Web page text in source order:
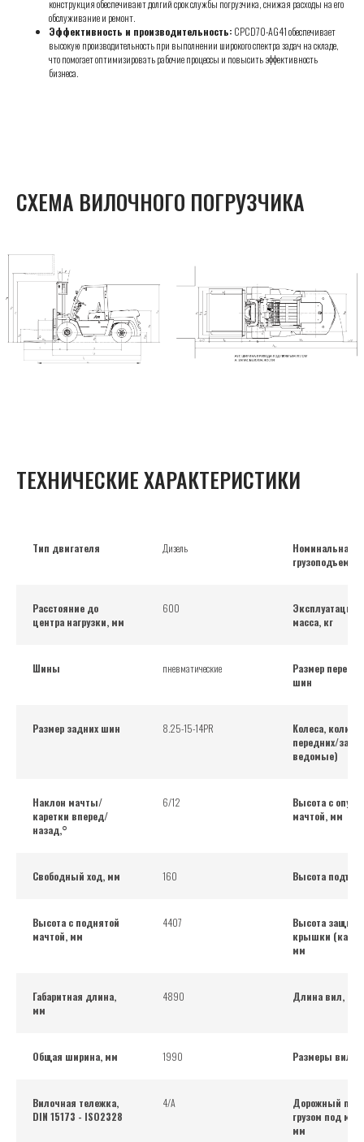
конструкция обеспечивают долгий срок службы погрузчика, снижая расходы на его
обслуживание и ремонт.
Эффективность и производительность: CPCD70-AG41 обеспечивает
высокую производительность при выполнении широкого спектра задач на складе,
что помогает оптимизировать рабочие процессы и повысить эффективность
бизнеса.
СХЕМА ВИЛОЧНОГО ПОГРУЗЧИКА
ТЕХНИЧЕСКИЕ ХАРАКТЕРИСТИКИ
Тип двигателя Дизель
Номинальная
Расстояние до
центра нагрузки, мм
600
масса, кг
Шины пневматические
Размер
шин
Размер задних шин 8.25-15-14PR
Колеса,
передних/
ведомые)
Наклон мачты/
каретки вперед/
назад,°
6/12
Высота с
мачтой, мм
Свободный ход, мм 160 Высота
Высота с поднятой
мачтой, мм
4407
Высота
крышки
мм
Габаритная длина,
мм
4890 Длина вил, мм
Общая ширина, мм 1990 Размеры вил,
Вилочная тележка,
DIN 15173 - ISO2328
4/А
Дорожный
грузом под
мм